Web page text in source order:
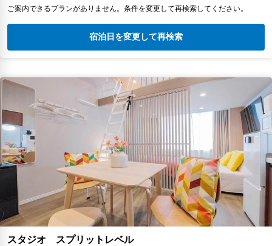
ご案内できるプランがありません。条件を変更して再検索してください。
宿泊日を変更して再検索
スタジオ スプリットレベル